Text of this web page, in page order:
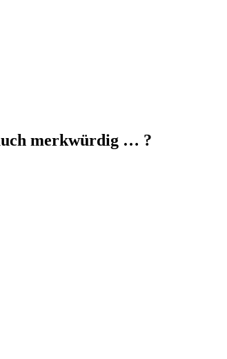
merkwürdig … ?